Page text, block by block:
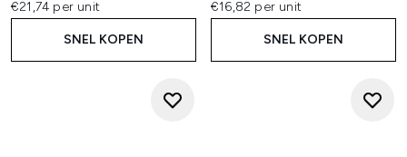
€21,74 per unit
SNEL KOPEN
€16,82 per unit
SNEL KOPEN